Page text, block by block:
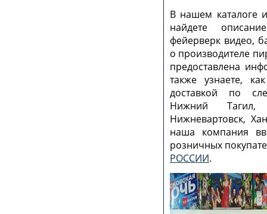
В нашем каталоге
найдете
фейерверк видео,
о производителе
предоставлена
также узнаете,
доставкой по
Нижний Тагил,
Нижневартовск,
наша компания
розничных
РОССИИ.